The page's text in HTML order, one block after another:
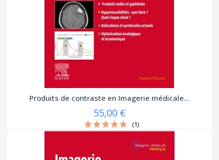
Produits de contraste en Imagerie médicale...
55,00 €
(1)